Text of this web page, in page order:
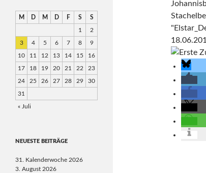
M D M D F S S
1 2
3 4 5 6 7 8 9
10 11 12 13 14 15 16
17 18 19 20 21 22 23
24 25 26 27 28 29 30
31
« Juli
NEUESTE BEITRÄGE
31. Kalenderwoche 2026
3. August 2026